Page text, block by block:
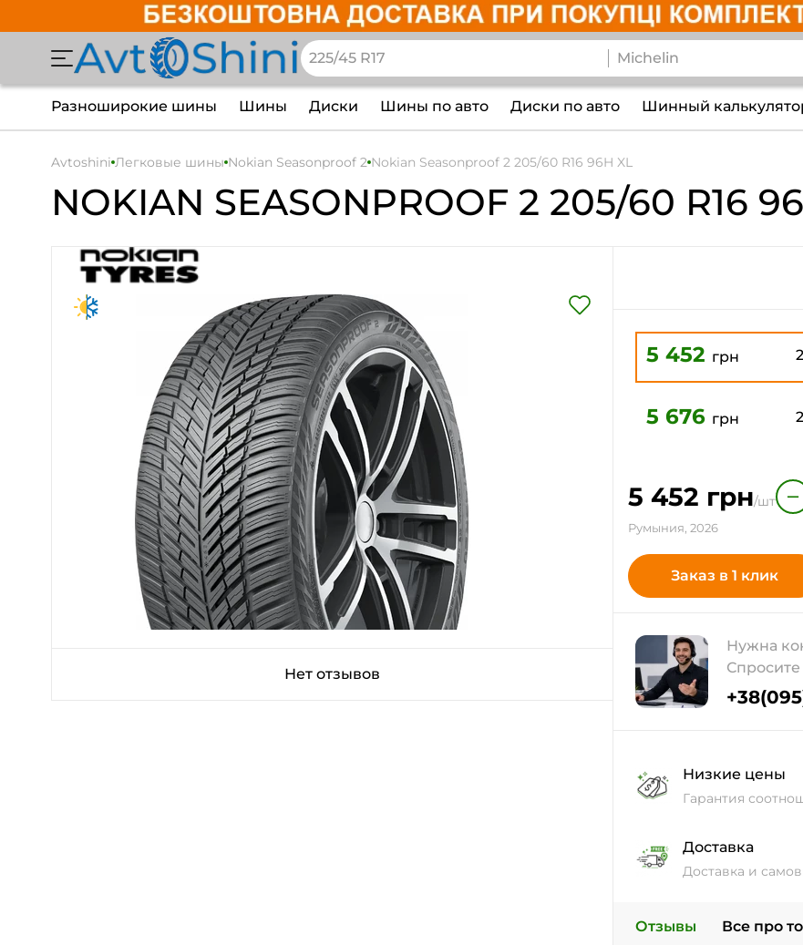
Разноширокие шины Шины Диски Шины по авто Диски по авто Шинный
Avtoshini Легковые шины Nokian Seasonproof 2 Nokian Seasonproof 2 205/60 R16 96H XL
NOKIAN SEASONPROOF 2 205/60 R16
Нет отзывов
5 452 грн
5 676 грн
5 452 грн/шт −
Румыния, 2026
Заказ в 1 клик
Нужна
Спросите
Низкие цены
Гарантия
Доставка
Доставка и
Отзывы Все про